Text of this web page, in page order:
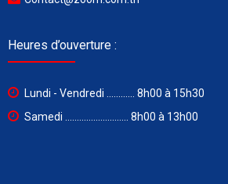
Heures d’ouverture :
Lundi - Vendredi ............ 8h00 à 15h30
Samedi ........................... 8h00 à 13h00